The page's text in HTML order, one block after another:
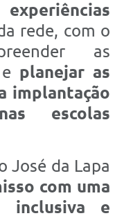
rede, com o
as
planejar as
implantação
escolas
José da Lapa
com uma
inclusiva e